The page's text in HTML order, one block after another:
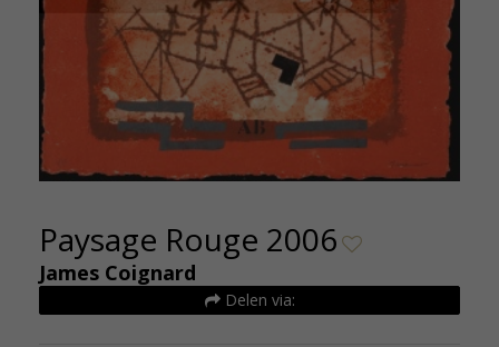
Paysage Rouge 2006
James Coignard
Delen via: